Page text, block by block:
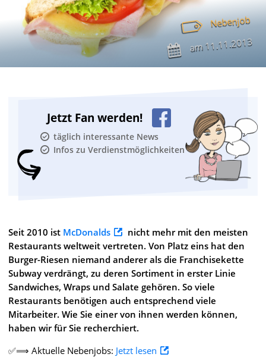
Nebenjob
am11.11.2013
Jetzt Fan werden!
täglich interessante News
Infos zu Verdienstmöglichkeiten
Seit 2010 ist McDonalds
nicht mehr mit den meisten
Restaurants weltweit vertreten. Von Platz eins hat den
Burger-Riesen niemand anderer als die Franchisekette
Subway verdrängt, zu deren Sortiment in erster Linie
Sandwiches, Wraps und Salate gehören. So viele
Restaurants benötigen auch entsprechend viele
Mitarbeiter. Wie Sie einer von ihnen werden können,
haben wir für Sie recherchiert.
✅⟹ Aktuelle Nebenjobs: Jetzt lesen